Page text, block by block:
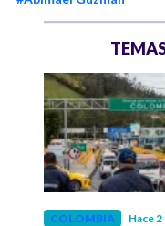
COLOMBIA Hace